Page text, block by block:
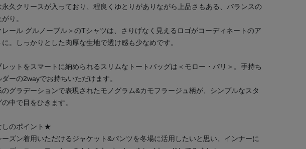
永久クリースが入っており、程良くゆとりがありながら上品さもある、バランスの
り。
レール グルノーブル＞のTシャツは、さりげなく見えるロゴがコーディネートのア
に。しっかりとした肉厚な生地で透け感も少なめです。
レットをスマートに納められるスリムなトートバッグは＜モロー・パリ＞。手持ち
ダーの2wayでお持ちいただけます。
のグラデーションで表現されたモノグラム&カモフラージュ柄が、シンプルなスタ
中で目をひきます。
のポイント★
ーズン着用いただけるジャケット&パンツを冬場に活用したいと思い、インナーに